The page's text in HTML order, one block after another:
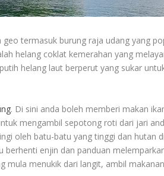
termasuk burung raja udang yang
helang coklat kemerahan yang
helang laut berperut yang sukar
. Di sini anda boleh memberi makan
mengambil sepotong roti dari jari
oleh batu-batu yang tinggi dan hutan
berhenti enjin dan panduan
mula menukik dari langit, ambil